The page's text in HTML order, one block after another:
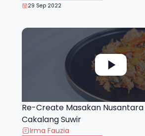
29 Sep 2022
Re-Create Masakan
Cakalang Suwir
Irma Fauzia